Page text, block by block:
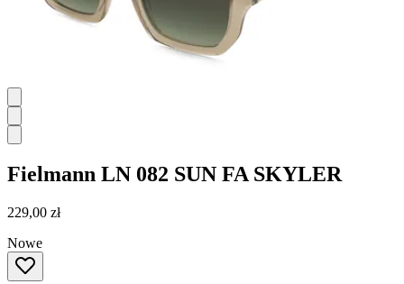
Fielmann LN 082 SUN FA SKYLER
229,00 zł
Nowe